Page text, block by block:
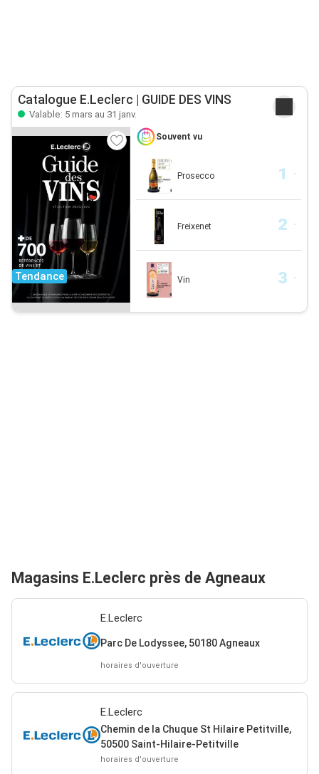
Catalogue E.Leclerc | GUIDE DES VINS
Valable: 5 mars au 31 janv.
Tendance
Souvent vu
Prosecco
Freixenet
Vin
Magasins E.Leclerc près de Agneaux
E.Leclerc
Parc De Lodyssee, 50180 Agneaux
horaires d'ouverture
E.Leclerc
Chemin de la Chuque St Hilaire Petitville,
50500 Saint-Hilaire-Petitville
horaires d'ouverture